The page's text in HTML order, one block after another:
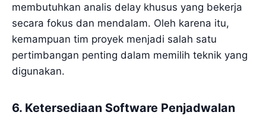
membutuhkan analis delay khusus yang bekerja
secara fokus dan mendalam. Oleh karena itu,
kemampuan tim proyek menjadi salah satu
pertimbangan penting dalam memilih teknik yang
digunakan.
6. Ketersediaan Software Penjadwalan